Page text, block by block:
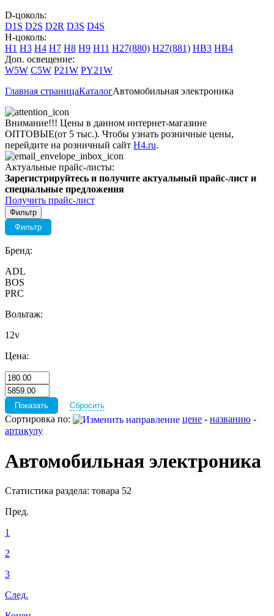
D-цоколь:
D1S D2S D2R D3S D4S
H-цоколь:
H1 H3 H4 H7 H8 H9 H11 H27(880) H27(881) HB3 HB4
Доп. освещение:
W5W C5W P21W PY21W
Главная страницаКаталогАвтомобильная электроника
Внимание!!! Цены в данном интернет-магазине
ОПТОВЫЕ(от 5 тыс.). Чтобы узнать розничные цены,
перейдите на розничный сайт H4.ru.
Актуальные прайс-листы:
Зарегистрируйтесь и получите актуальный прайс-лист и
специальные предложения
Получить прайс-лист
Фильтр
Фильтр
Бренд:
ADL
BOS
PRC
Вольтаж:
12v
Цена:
Сбросить
Сортировка по: цене - названию -
артикулу
Автомобильная электроника
Статистика раздела: товара 52
Пред.
1
2
3
След.